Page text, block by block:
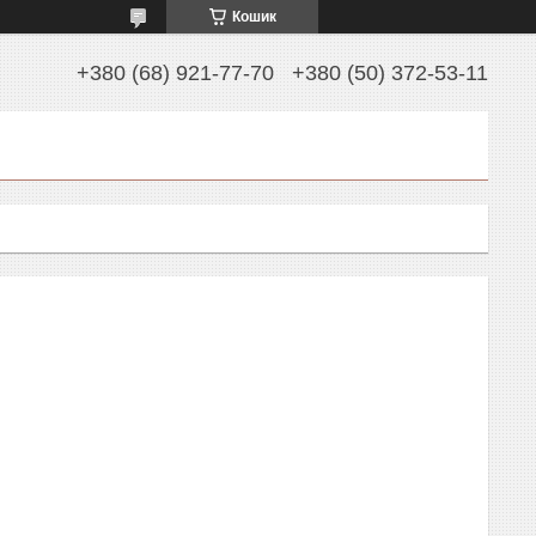
Кошик
+380 (68) 921-77-70 +380 (50) 372-53-11